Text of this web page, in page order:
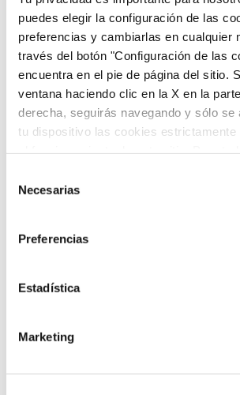
puedes elegir la configuración de las
preferencias y cambiarlas en cualquier
través del botón "Configuración de las
encuentra en el pie de página del sitio.
ventana haciendo clic en la X en la
derecha, seguirás navegando y sólo se
tu dispositivo las cookies estrictamente
Necesarias
Preferencias
Estadística
Marketing
home Dónde
Pescia
Via Provinciale Lucchese, 13,
PT, Italia
Organiza
celebration Experiencias
local_library Guías y mapas